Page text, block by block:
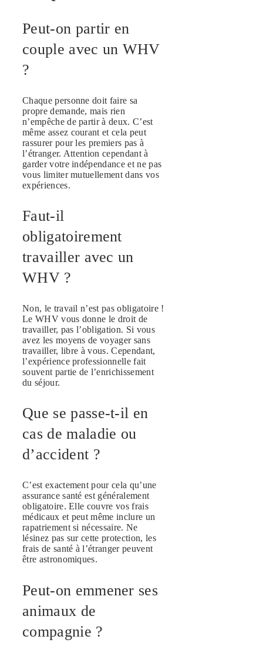
Peut-on partir en
couple avec un WHV
?
Chaque personne doit faire sa
propre demande, mais rien
n’empêche de partir à deux. C’est
même assez courant et cela peut
rassurer pour les premiers pas à
l’étranger. Attention cependant à
garder votre indépendance et ne pas
vous limiter mutuellement dans vos
expériences.
Faut-il
obligatoirement
travailler avec un
WHV ?
Non, le travail n’est pas obligatoire !
Le WHV vous donne le droit de
travailler, pas l’obligation. Si vous
avez les moyens de voyager sans
travailler, libre à vous. Cependant,
l’expérience professionnelle fait
souvent partie de l’enrichissement
du séjour.
Que se passe-t-il en
cas de maladie ou
d’accident ?
C’est exactement pour cela qu’une
assurance santé est généralement
obligatoire. Elle couvre vos frais
médicaux et peut même inclure un
rapatriement si nécessaire. Ne
lésinez pas sur cette protection, les
frais de santé à l’étranger peuvent
être astronomiques.
Peut-on emmener ses
animaux de
compagnie ?